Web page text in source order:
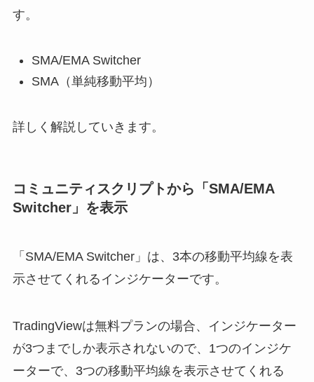
す。
SMA/EMA Switcher
SMA（単純移動平均）
詳しく解説していきます。
コミュニティスクリプトから「SMA/EMA
Switcher」を表示
「SMA/EMA Switcher」は、3本の移動平均線を表
示させてくれるインジケーターです。
TradingViewは無料プランの場合、インジケーター
が3つまでしか表示されないので、1つのインジケ
ーターで、3つの移動平均線を表示させてくれる